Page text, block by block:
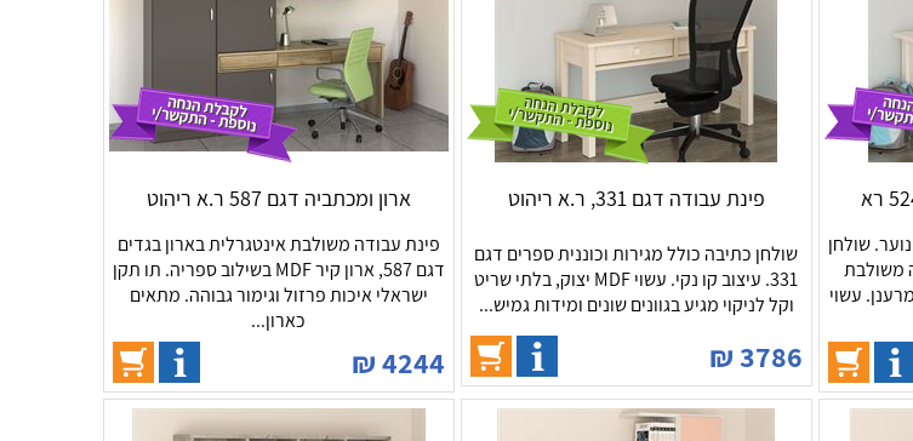
524 לילדים ונוער. שולחן
משולבת
עשוי
פינת עבודה דגם 331, ר.א ריהוט
שולחן כתיבה כולל מגירות וכוננית ספרים דגם
331. עיצוב קו נקי. עשוי MDF יצוק, בלתי שריט
וקל לניקוי מגיע בגוונים שונים ומידות גמיש...
3786
₪
ארון ומכתביה דגם 587 ר.א ריהוט
פינת עבודה משולבת אינטגרלית בארון בגדים
דגם 587, ארון קיר MDF בשילוב ספריה. תו תקן
ישראלי איכות פרזול וגימור גבוהה. מתאים
כארון...
4244
₪